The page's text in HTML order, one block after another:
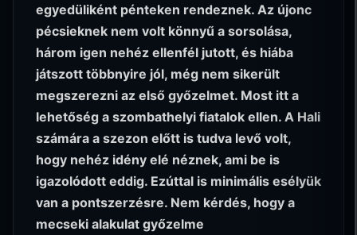
egyedüliként pénteken rendeznek. Az újonc
pécsieknek nem volt könnyű a sorsolása,
három igen nehéz ellenfél jutott, és hiába
játszott többnyire jól, még nem sikerült
megszerezni az első győzelmet. Most itt a
lehetőség a szombathelyi fiatalok ellen. A Hali
számára a szezon előtt is tudva levő volt,
hogy nehéz idény elé néznek, ami be is
igazolódott eddig. Ezúttal is minimális esélyük
van a pontszerzésre. Nem kérdés, hogy a
mecseki alakulat győzelme